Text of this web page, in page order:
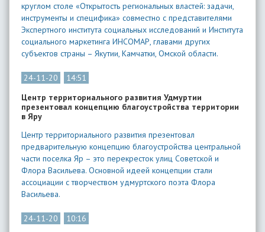
круглом столе «Открытость региональных властей: задачи,
инструменты и специфика» совместно с представителями
Экспертного института социальных исследований и Института
социального маркетинга ИНСОМАР, главами других
субъектов страны – Якутии, Камчатки, Омской области.
24-11-20
14:51
Центр территориального развития Удмуртии
презентовал концепцию благоустройства территории
в Яру
Центр территориального развития презентовал
предварительную концепцию благоустройства центральной
части поселка Яр – это перекресток улиц Советской и
Флора Васильева. Основной идеей концепции стали
ассоциации с творчеством удмуртского поэта Флора
Васильева.
24-11-20
10:16